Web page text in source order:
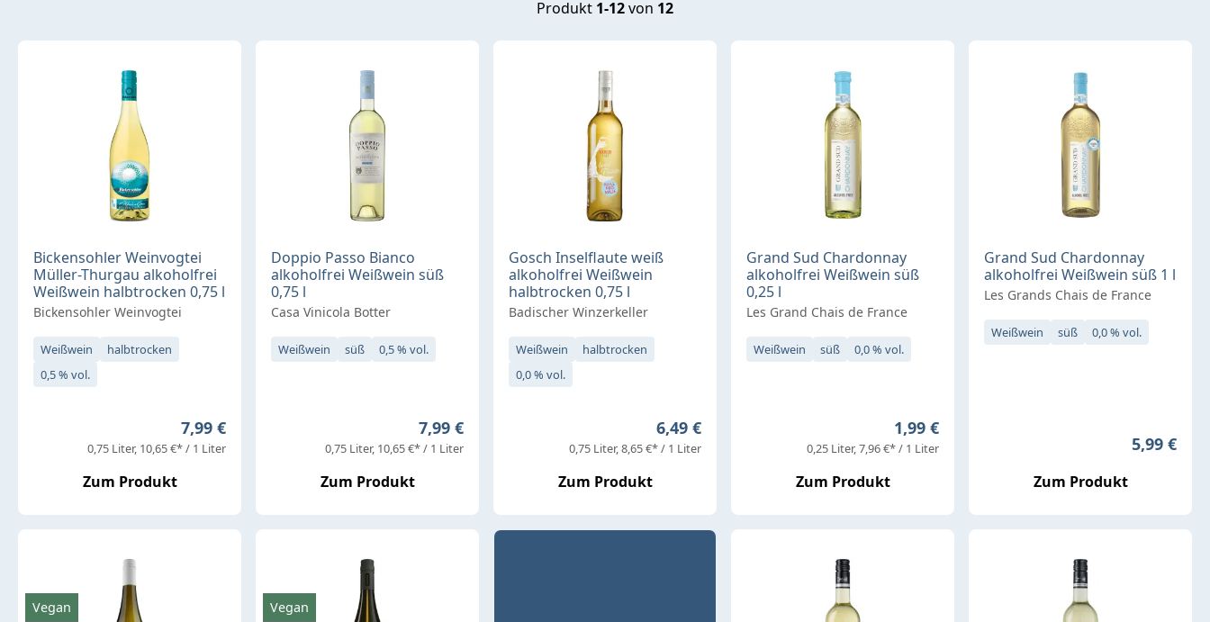
Produkt 1-12von 12
Bickensohler Weinvogtei
Müller-Thurgau alkoholfrei
Weißwein halbtrocken 0,75 l
Bickensohler Weinvogtei
Weißwein
halbtrocken
0,5 % vol.
Regulärer Preis:
7,99 €
0,75 Liter 10,65 €* / 1 Liter
Zum Produkt
Doppio Passo Bianco
alkoholfrei Weißwein süß
0,75 l
Casa Vinicola Botter
Weißwein süß 0,5 % vol.
Regulärer Preis:
7,99 €
0,75 Liter 10,65 €* / 1 Liter
Zum Produkt
Gosch Inselflaute weiß
alkoholfrei Weißwein
halbtrocken 0,75 l
Badischer Winzerkeller
Weißwein
halbtrocken
0,0 % vol.
Regulärer Preis:
6,49 €
0,75 Liter 8,65 €* / 1 Liter
Zum Produkt
Grand Sud Chardonnay
alkoholfrei Weißwein süß
0,25 l
Les Grand Chais de France
Weißwein süß 0,0 % vol.
Regulärer Preis:
1,99 €
0,25 Liter 7,96 €* / 1 Liter
Zum Produkt
Grand Sud Chardonnay
alkoholfrei Weißwein süß 1 l
Les Grands Chais de France
Weißwein süß 0,0 % vol.
Regulärer
5,99 €
Zum Produkt
Vegan Vegan